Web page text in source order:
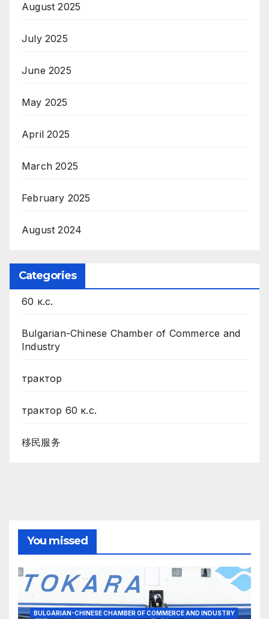
August 2025
July 2025
June 2025
May 2025
April 2025
March 2025
February 2025
August 2024
Categories
60 к.с.
Bulgarian-Chinese Chamber of Commerce and
Industry
трактор
трактор 60 к.с.
移民服务
You missed
BULGARIAN-CHINESE CHAMBER OF COMMERCE AND INDUSTRY